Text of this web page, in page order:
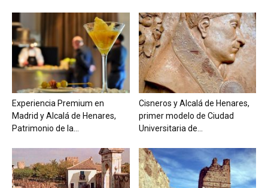
Experiencia Premium en
Madrid y Alcalá de Henares,
Patrimonio de la...
Cisneros y Alcalá de Henares,
primer modelo de Ciudad
Universitaria de...